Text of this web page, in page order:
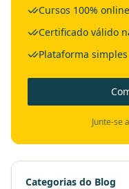
Cursos 100%
Certificado válido
Plataforma
Junte-se
Categorias do Blog